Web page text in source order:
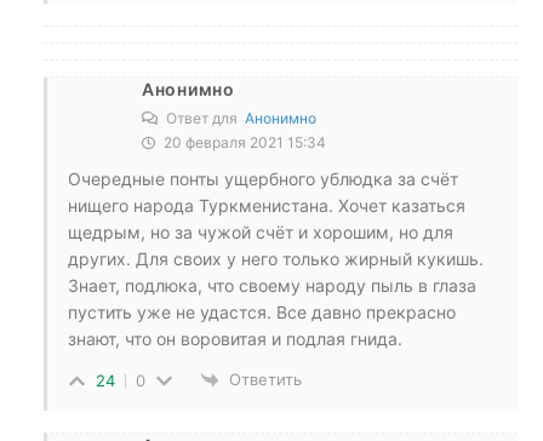
Анонимно
Ответ для Анонимно
20 февраля 2021 15:34
Очередные понты ущербного ублюдка за счёт
нищего народа Туркменистана. Хочет казаться
щедрым, но за чужой счёт и хорошим, но для
других. Для своих у него только жирный кукишь.
Знает, подлюка, что своему народу пыль в глаза
пустить уже не удастся. Все давно прекрасно
знают, что он воровитая и подлая гнида.
24 0 Ответить